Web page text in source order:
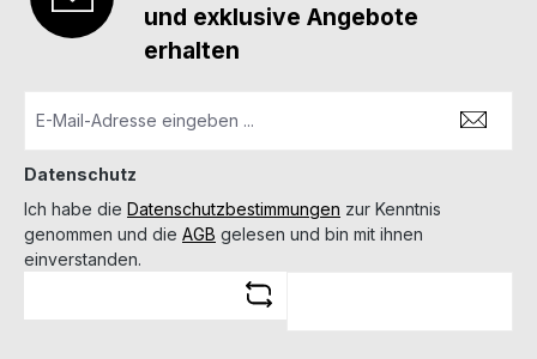
und exklusive Angebote
erhalten
Datenschutz
Ich habe die Datenschutzbestimmungen zur Kenntnis
genommen und die AGB gelesen und bin mit ihnen
einverstanden.